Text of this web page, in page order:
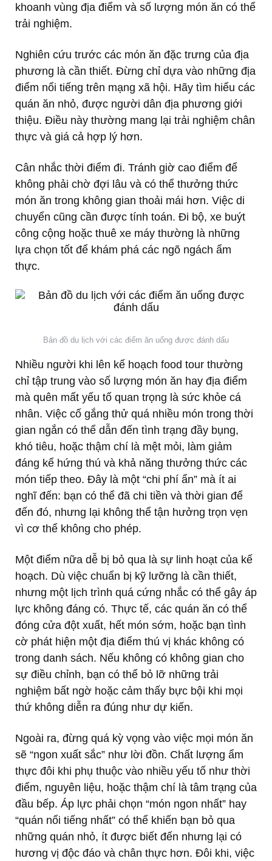
khoanh vùng địa điểm và số lượng món ăn có thể
trải nghiệm.
Nghiên cứu trước các món ăn đặc trưng của địa
phương là cần thiết. Đừng chỉ dựa vào những địa
điểm nổi tiếng trên mạng xã hội. Hãy tìm hiểu các
quán ăn nhỏ, được người dân địa phương giới
thiệu. Điều này thường mang lại trải nghiệm chân
thực và giá cả hợp lý hơn.
Cân nhắc thời điểm đi. Tránh giờ cao điểm để
không phải chờ đợi lâu và có thể thưởng thức
món ăn trong không gian thoải mái hơn. Việc di
chuyển cũng cần được tính toán. Đi bộ, xe buýt
công cộng hoặc thuê xe máy thường là những
lựa chọn tốt để khám phá các ngõ ngách ẩm
thực.
Bản đồ du lịch với các điểm ăn uống được đánh dấu
Nhiều người khi lên kế hoạch food tour thường
chỉ tập trung vào số lượng món ăn hay địa điểm
mà quên mất yếu tố quan trọng là sức khỏe cá
nhân. Việc cố gắng thử quá nhiều món trong thời
gian ngắn có thể dẫn đến tình trạng đầy bụng,
khó tiêu, hoặc thậm chí là mệt mỏi, làm giảm
đáng kể hứng thú và khả năng thưởng thức các
món tiếp theo. Đây là một “chi phí ẩn” mà ít ai
nghĩ đến: bạn có thể đã chi tiền và thời gian để
đến đó, nhưng lại không thể tận hưởng trọn vẹn
vì cơ thể không cho phép.
Một điểm nữa dễ bị bỏ qua là sự linh hoạt của kế
hoạch. Dù việc chuẩn bị kỹ lưỡng là cần thiết,
nhưng một lịch trình quá cứng nhắc có thể gây áp
lực không đáng có. Thực tế, các quán ăn có thể
đóng cửa đột xuất, hết món sớm, hoặc bạn tình
cờ phát hiện một địa điểm thú vị khác không có
trong danh sách. Nếu không có không gian cho
sự điều chỉnh, bạn có thể bỏ lỡ những trải
nghiệm bất ngờ hoặc cảm thấy bực bội khi mọi
thứ không diễn ra đúng như dự kiến.
Ngoài ra, đừng quá kỳ vọng vào việc mọi món ăn
sẽ “ngon xuất sắc” như lời đồn. Chất lượng ẩm
thực đôi khi phụ thuộc vào nhiều yếu tố như thời
điểm, nguyên liệu, hoặc thậm chí là tâm trạng của
đầu bếp. Áp lực phải chọn “món ngon nhất” hay
“quán nổi tiếng nhất” có thể khiến bạn bỏ qua
những quán nhỏ, ít được biết đến nhưng lại có
hương vị độc đáo và chân thực hơn. Đôi khi, việc